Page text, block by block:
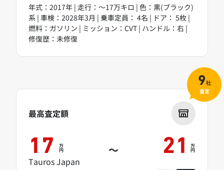
年式：2017年 | 走行：～17万キロ | 色：黒(ブラック)
系 | 車検：2028年3月 | 乗車定員： 4名 | ドア： 5枚 |
燃料：ガソリン | ミッション：CVT | ハンドル：右 |
修復歴：未修復
最高査定額
17 万
円 ～ 21 万
円
Tauros Japan
9社
査定